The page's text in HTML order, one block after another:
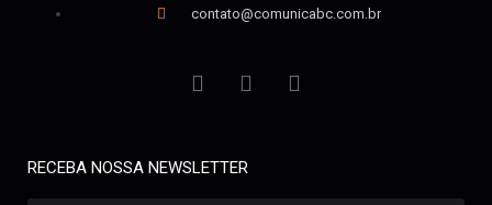
contato@comunicabc.com.br
RECEBA NOSSA NEWSLETTER